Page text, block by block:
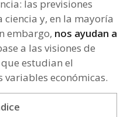
las previsiones
ciencia y, en la mayoría
embargo, nos ayudan a
a las visiones de
estudian el
económicas.